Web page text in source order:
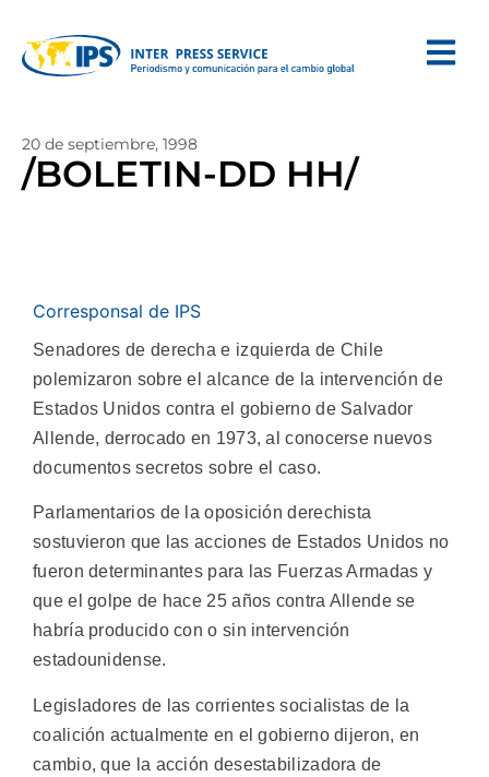
20 de septiembre, 1998
/BOLETIN-DD HH/
Corresponsal de IPS
Senadores de derecha e izquierda de Chile
polemizaron sobre el alcance de la intervención de
Estados Unidos contra el gobierno de Salvador
Allende, derrocado en 1973, al conocerse nuevos
documentos secretos sobre el caso.
Parlamentarios de la oposición derechista
sostuvieron que las acciones de Estados Unidos no
fueron determinantes para las Fuerzas Armadas y
que el golpe de hace 25 años contra Allende se
habría producido con o sin intervención
estadounidense.
Legisladores de las corrientes socialistas de la
coalición actualmente en el gobierno dijeron, en
cambio, que la acción desestabilizadora de